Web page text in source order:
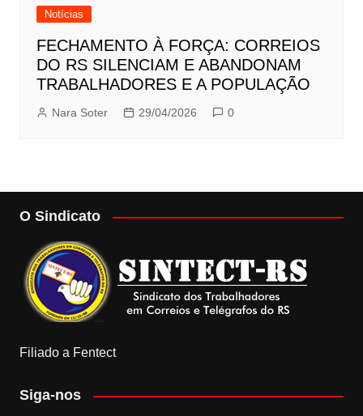
Notícias
FECHAMENTO À FORÇA: CORREIOS
DO RS SILENCIAM E ABANDONAM
TRABALHADORES E A POPULAÇÃO
Nara Soter 29/04/2026 0
O Sindicato
Filiado a Fentect
Siga-nos